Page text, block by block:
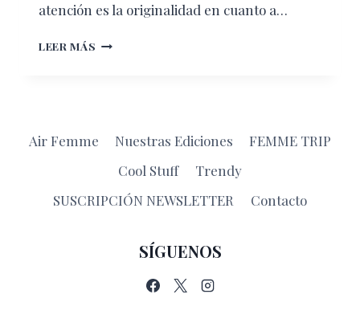
atención es la originalidad en cuanto a…
LEER MÁS MERCADOS
Air Femme Nuestras Ediciones
FEMME TRIP
Cool Stuff
Trendy
SUSCRIPCIÓN NEWSLETTER
Contacto
SÍGUENOS